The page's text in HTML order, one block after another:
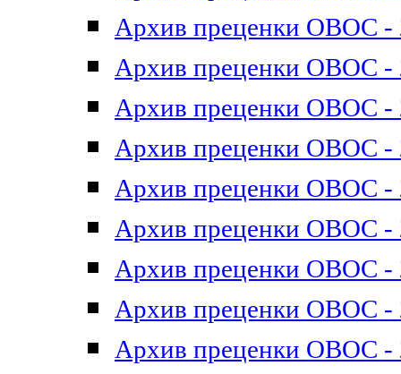
Архив преценки ОВОС -
Архив преценки ОВОС -
Архив преценки ОВОС -
Архив преценки ОВОС -
Архив преценки ОВОС -
Архив преценки ОВОС -
Архив преценки ОВОС -
Архив преценки ОВОС -
Архив преценки ОВОС -